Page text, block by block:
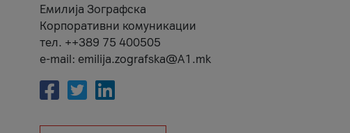
Емилија Зографска
Корпоративни комуникации
тел. ++389 75 400505
e-mail: emilija.zografska@A1.mk